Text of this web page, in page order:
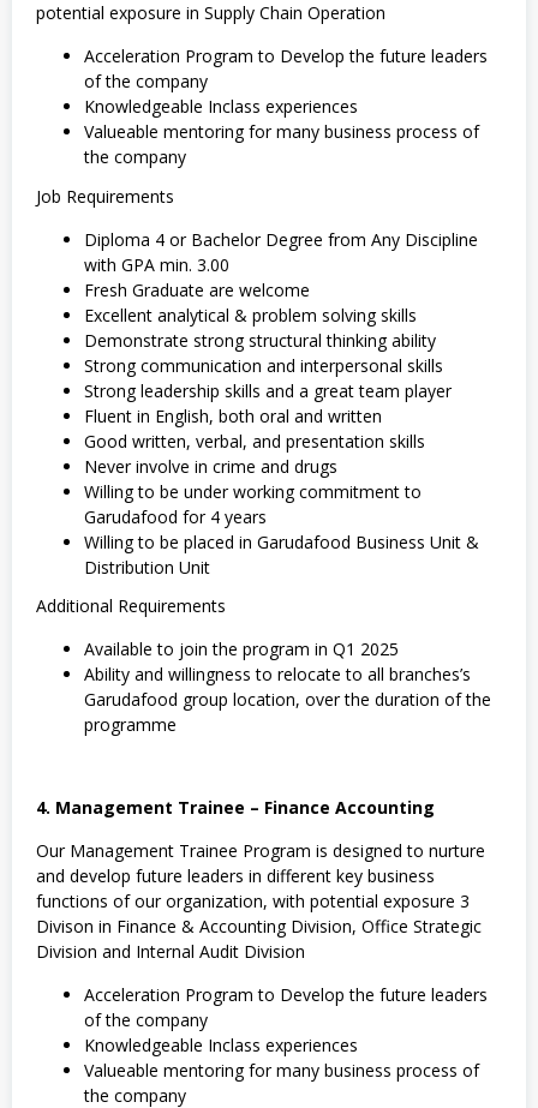
potential exposure in Supply Chain Operation
Acceleration Program to Develop the future leaders
of the company
Knowledgeable Inclass experiences
Valueable mentoring for many business process of
the company
Job Requirements
Diploma 4 or Bachelor Degree from Any Discipline
with GPA min. 3.00
Fresh Graduate are welcome
Excellent analytical & problem solving skills
Demonstrate strong structural thinking ability
Strong communication and interpersonal skills
Strong leadership skills and a great team player
Fluent in English, both oral and written
Good written, verbal, and presentation skills
Never involve in crime and drugs
Willing to be under working commitment to
Garudafood for 4 years
Willing to be placed in Garudafood Business Unit &
Distribution Unit
Additional Requirements
Available to join the program in Q1 2025
Ability and willingness to relocate to all branches’s
Garudafood group location, over the duration of the
programme
4. Management Trainee – Finance Accounting
Our Management Trainee Program is designed to nurture
and develop future leaders in different key business
functions of our organization, with potential exposure 3
Divison in Finance & Accounting Division, Office Strategic
Division and Internal Audit Division
Acceleration Program to Develop the future leaders
of the company
Knowledgeable Inclass experiences
Valueable mentoring for many business process of
the company